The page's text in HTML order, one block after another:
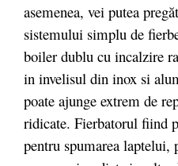
asemenea, vei putea
sistemului simplu de
boiler dublu cu incalzire
in invelisul din inox si
poate ajunge extrem de
ridicate. Fierbatorul fiind
pentru spumarea laptelui,